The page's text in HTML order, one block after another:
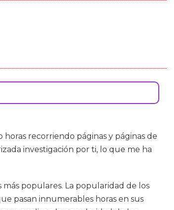
recorriendo páginas y páginas de
investigación por ti, lo que me ha
más populares. La popularidad de los
pasan innumerables horas en sus